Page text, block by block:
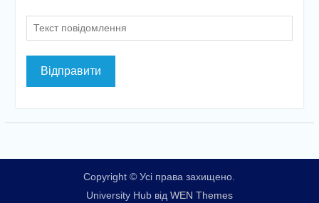
Copyright © Усі права захищено.
University Hub від WEN Themes